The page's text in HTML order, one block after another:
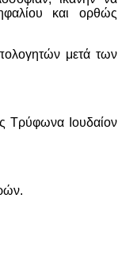
και ορθώς
μετά των
Τρύφωνα Ιουδαίον